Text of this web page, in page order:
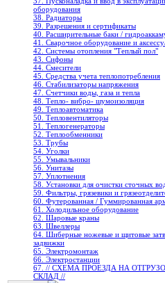
оборудования
38. Радиаторы
39. Разрешения и сертификаты
40. Расширительные баки /
41. Сварочное оборудование и
42. Системы отопления "Теплый пол"
43. Сифоны
44. Смесители
45. Средства учета теплопотребления
46. Стабилизаторы напряжения
47. Счетчики воды, газа и тепла
48. Тепло- вибро- шумоизоляция
49. Теплоавтоматика
50. Тепловентиляторы
51. Теплогенераторы
52. Теплообменники
53. Трубы
54. Уголки
55. Умывальники
56. Унитазы
57. Уплотнения
58. Установки для очистки сточных
59. Фильтры, грязевики и
60. Футерованная / Гуммированная
61. Холодильное oборудование
62. Шаровые краны
63. Швеллеры
64. Шиберные ножевые и щитовые
задвижки
65. Электромонтаж
66. Электростанции
67. // СХЕМА ПРОЕЗДА НА
СКЛАД //